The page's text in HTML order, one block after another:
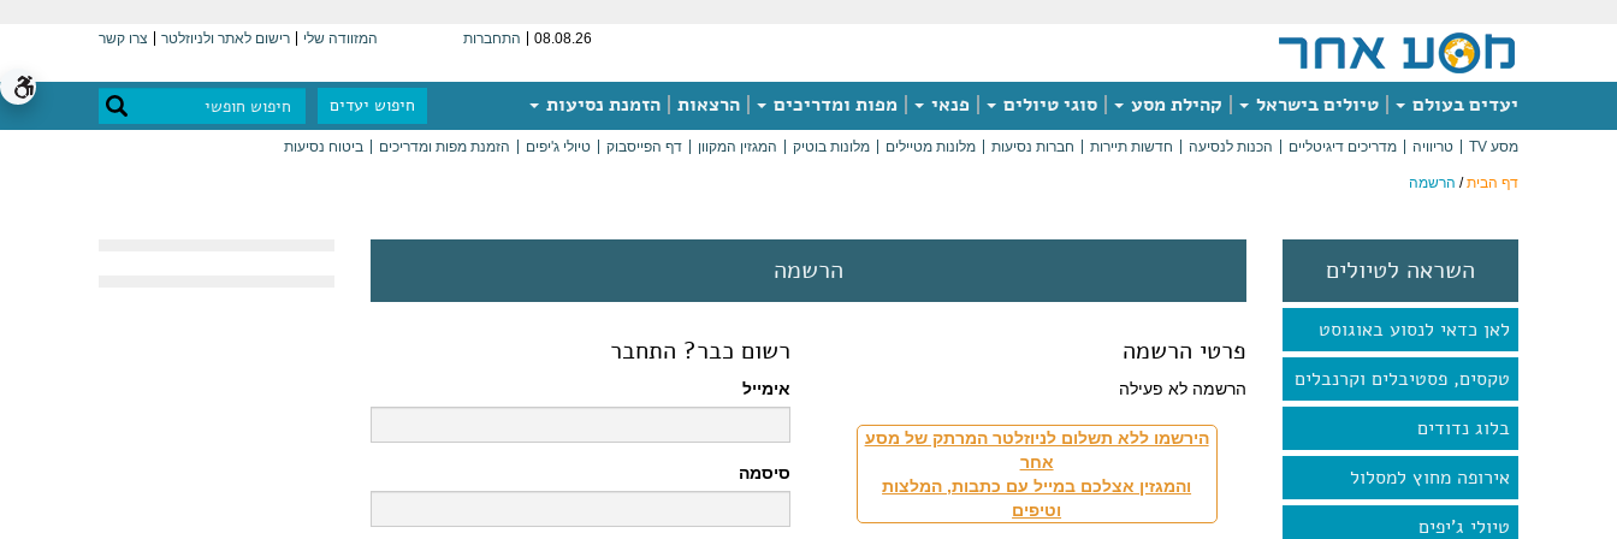
08.08.26 התחברות המזוודה שלי רישום לאתר ולניוזלטר צרו קשר
יעדים בעולם טיולים בישראל קהילת מסע סוגי טיולים פנאי מפות ומדריכים הרצאות הזמנת נסיעות חיפוש יעדים
מסע TV טריוויה מדריכים דיגיטליים הכנות לנסיעה חדשות תיירות חברות נסיעות מלונות מטיילים מלונות בוטיק המגזין המקוון דף הפייסבוק טיולי ג'יפים הזמנת מפות ומדריכים ביטוח נסיעות
דף הבית/ הרשמה
השראה לטיולים
לאן כדאי לנסוע באוגוסט
טקסים, פסטיבלים וקרנבלים
בלוג נדודים
אירופה מחוץ למסלול
טיולי ג'יפים
הרשמה
פרטי הרשמה
הרשמה לא פעילה
הירשמו ללא תשלום לניוזלטר המרתק של מסע
אחר
והמגזין אצלכם במייל עם כתבות, המלצות
וטיפים
רשום כבר? התחבר
אימייל
סיסמה